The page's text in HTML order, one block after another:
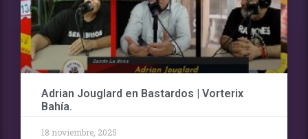
Adrian Jouglard en Bastardos | Vorterix
Bahía.
18 noviembre, 2025